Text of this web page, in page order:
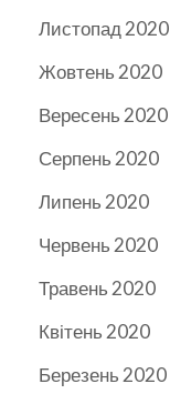
Листопад 2020
Жовтень 2020
Вересень 2020
Серпень 2020
Липень 2020
Червень 2020
Травень 2020
Квітень 2020
Березень 2020